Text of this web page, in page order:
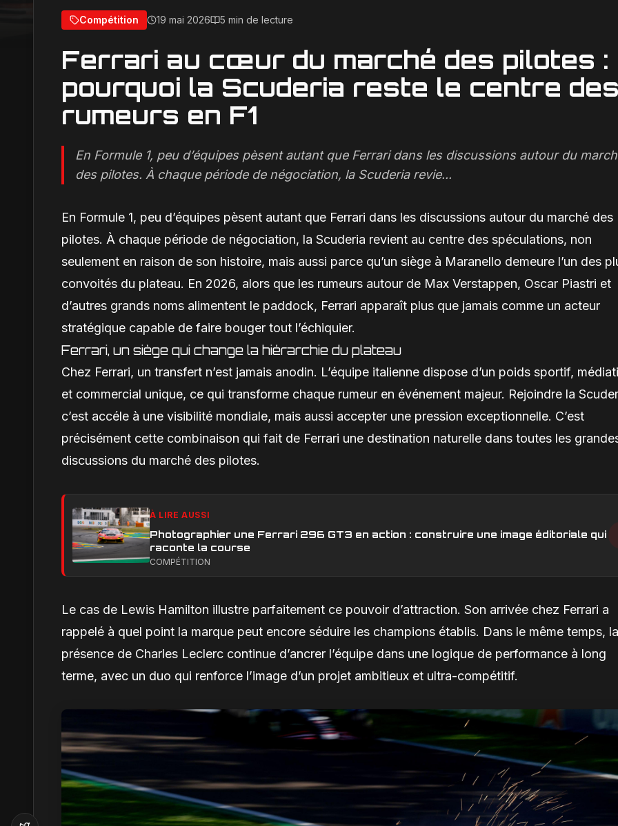
Compétition 19 mai 2026 5 min de lecture
Ferrari au cœur du marché des pilotes :
pourquoi la Scuderia reste le centre
rumeurs en F1
En Formule 1, peu d’équipes pèsent autant que Ferrari dans les discussions autour du
des pilotes. À chaque période de négociation, la Scuderia revie...
En Formule 1, peu d’équipes pèsent autant que Ferrari dans les discussions autour du marché des
pilotes. À chaque période de négociation, la Scuderia revient au centre des spéculations, non
seulement en raison de son histoire, mais aussi parce qu’un siège à Maranello demeure l’un des
convoités du plateau. En 2026, alors que les rumeurs autour de Max Verstappen, Oscar Piastri et
d’autres grands noms alimentent le paddock, Ferrari apparaît plus que jamais comme un acteur
stratégique capable de faire bouger tout l’échiquier.
Ferrari, un siège qui change la hiérarchie du plateau
Chez Ferrari, un transfert n’est jamais anodin. L’équipe italienne dispose d’un poids sportif,
et commercial unique, ce qui transforme chaque rumeur en événement majeur. Rejoindre la
c’est accéle à une visibilité mondiale, mais aussi accepter une pression exceptionnelle. C’est
précisément cette combinaison qui fait de Ferrari une destination naturelle dans toutes les
discussions du marché des pilotes.
À LIRE AUSSI
Photographier une Ferrari 296 GT3 en action : construire une image éditoriale qui
raconte la course
COMPÉTITION
Le cas de Lewis Hamilton illustre parfaitement ce pouvoir d’attraction. Son arrivée chez Ferrari a
rappelé à quel point la marque peut encore séduire les champions établis. Dans le même temps, la
présence de Charles Leclerc continue d’ancrer l’équipe dans une logique de performance à long
terme, avec un duo qui renforce l’image d’un projet ambitieux et ultra-compétitif.